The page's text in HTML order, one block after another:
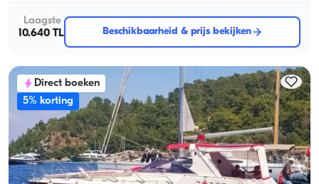
Laagste
10.640 TL
Beschikbaarheid & prijs bekijken
Direct boeken
5% korting